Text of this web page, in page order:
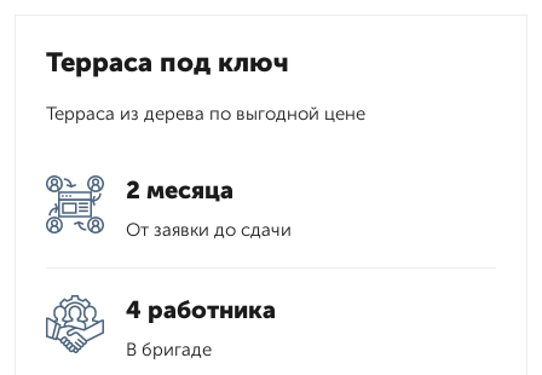
Терраса под ключ
Терраса из дерева по выгодной цене
2 месяца
От заявки до сдачи
4 работника
В бригаде